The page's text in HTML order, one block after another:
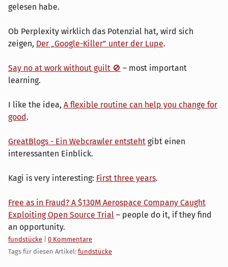
gelesen habe.
Ob Perplexity wirklich das Potenzial hat, wird sich
zeigen, Der „Google-Killer” unter der Lupe.
Say no at work without guilt 🚫 – most important
learning.
I like the idea, A flexible routine can help you change for
good.
GreatBlogs - Ein Webcrawler entsteht gibt einen
interessanten Einblick.
Kagi is very interesting: First three years.
Free as in Fraud? A $130M Aerospace Company Caught
Exploiting Open Source Trial – people do it, if they find
an opportunity.
Kategorien:
fundstücke
0 Kommentare
Tags für diesen Artikel: fundstücke